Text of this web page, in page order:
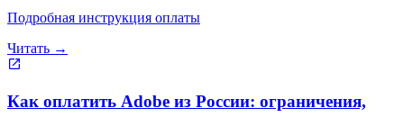
Подробная инструкция оплаты
Читать →
Как оплатить Adobe из России: ограничения,